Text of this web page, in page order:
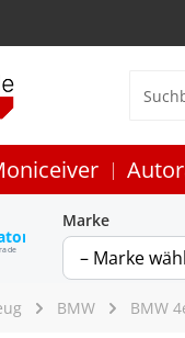
Marke
BMW BMW